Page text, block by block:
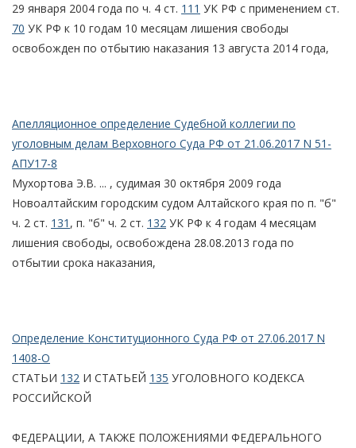
29 января 2004 года по ч. 4 ст. 111 УК РФ с применением ст.
70 УК РФ к 10 годам 10 месяцам лишения свободы
освобожден по отбытию наказания 13 августа 2014 года,
Апелляционное определение Судебной коллегии по
уголовным делам Верховного Суда РФ от 21.06.2017 N 51-
АПУ17-8
Мухортова Э.В. ... , судимая 30 октября 2009 года
Новоалтайским городским судом Алтайского края по п. "б"
ч. 2 ст. 131 , п. "б" ч. 2 ст. 132 УК РФ к 4 годам 4 месяцам
лишения свободы, освобождена 28.08.2013 года по
отбытии срока наказания,
Определение Конституционного Суда РФ от 27.06.2017 N
1408-О
СТАТЬИ 132 И СТАТЬЕЙ 135 УГОЛОВНОГО КОДЕКСА
РОССИЙСКОЙ
ФЕДЕРАЦИИ, А ТАКЖЕ ПОЛОЖЕНИЯМИ ФЕДЕРАЛЬНОГО